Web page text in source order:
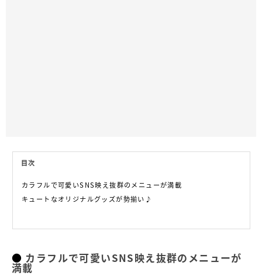
目次
カラフルで可愛いSNS映え抜群のメニューが満載
キュートなオリジナルグッズが勢揃い♪
カラフルで可愛いSNS映え抜群のメニューが
満載